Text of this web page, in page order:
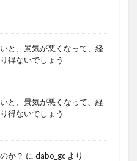
と、景気が悪くなって、経
得ないでしょう
と、景気が悪くなって、経
得ないでしょう
か？ に dabo_gc より